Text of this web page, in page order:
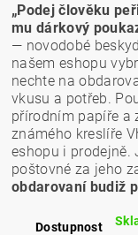
„Podej člověku
mu dárkový
— novodobé
našem eshopu
nechte na
vkusu a potřeb.
přírodním papíře a
známého kreslíře
eshopu i prodejně.
poštovné za jeho
obdarovaní budiž
Dostupnost